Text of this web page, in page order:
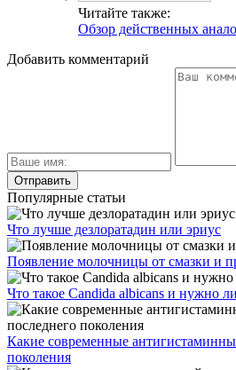
Читайте также:
Обзор действенных
Добавить комментарий
Популярные статьи
Что лучше дезлоратадин или эриус
Появление молочницы от смазки и
Что такое Candida albicans и нужно
Какие современные
поколения